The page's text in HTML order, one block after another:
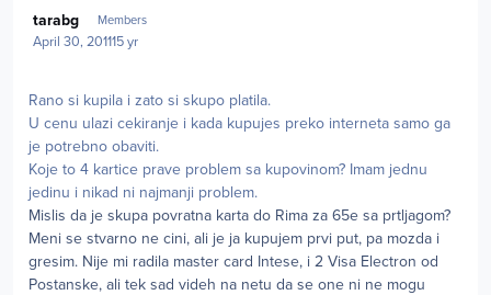
tarabg Members
April 30, 201115 yr
Rano si kupila i zato si skupo platila.
U cenu ulazi cekiranje i kada kupujes preko interneta samo ga
je potrebno obaviti.
Koje to 4 kartice prave problem sa kupovinom? Imam jednu
jedinu i nikad ni najmanji problem.
Mislis da je skupa povratna karta do Rima za 65e sa prtljagom?
Meni se stvarno ne cini, ali je ja kupujem prvi put, pa mozda i
gresim. Nije mi radila master card Intese, i 2 Visa Electron od
Postanske, ali tek sad videh na netu da se one ni ne mogu